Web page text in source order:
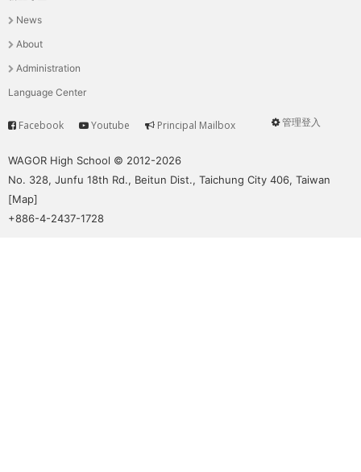
主
選
單
News
About
Administration
Language Center
User
管理登入
Service
Facebook Youtube Principal Mailbox
WAGOR High School © 2012-2026
No. 328, Junfu 18th Rd., Beitun Dist., Taichung City 406, Taiwan
[Map]
+886-4-2437-1728